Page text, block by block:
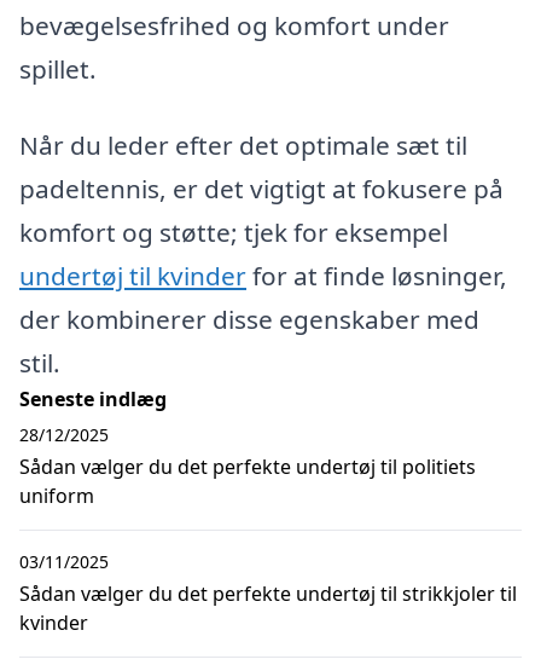
bevægelsesfrihed og komfort under
spillet.
Når du leder efter det optimale sæt til
padeltennis, er det vigtigt at fokusere på
komfort og støtte; tjek for eksempel
undertøj til kvinderfor at finde løsninger,
der kombinerer disse egenskaber med
stil.
Seneste indlæg
Sådan vælger du det perfekte undertøj til politiets
uniform
28/12/2025
Sådan vælger du det perfekte undertøj til strikkjoler til
kvinder
03/11/2025